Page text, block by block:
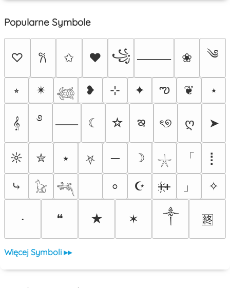
Popularne Symbole
♡ 𐙚 ✩ ♥ ꧁ ⸻ ❀ ༄
⭒ ✴︎ 𓆉 ❥ ⊹ ✦ ఌ ❦ ⋆
𝄞 ࿔ ⸺ ☾ ☆ ఇ ৎ୭ ღ ➤
☼ ✮ ⭑ ⛧ ─ ☽ 𓇼 「
⡇
⤷
𓃠 𓆈 ⸰ ☪ ᚐ҉ᚐ 」 ✧
⸱ ❝ ★ ✶ ༒ 🈡
Więcej Symboli ▸▸